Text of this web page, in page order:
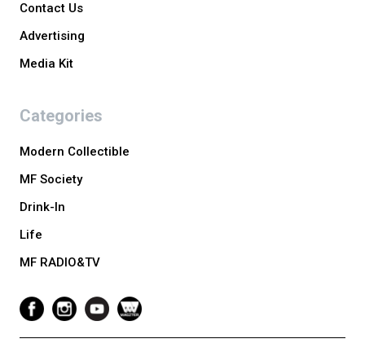
Contact Us
Advertising
Media Kit
Categories
Modern Collectible
MF Society
Drink-In
Life
MF RADIO&TV